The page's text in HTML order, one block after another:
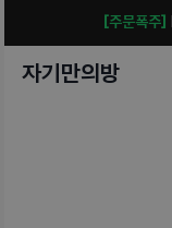
[주문폭주]
자기만의방